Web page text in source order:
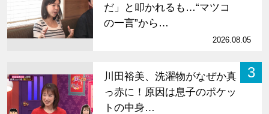
だ」と叩かれるも…“マツコ
の一言”から…
2026.08.05
3
川田裕美、洗濯物がなぜか真
っ赤に！原因は息子のポケッ
トの中身…